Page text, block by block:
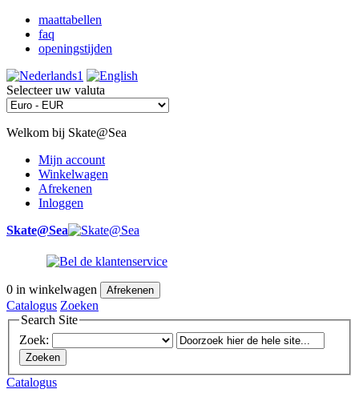
maattabellen
faq
openingstijden
Selecteer uw valuta
Welkom bij Skate@Sea
Mijn account
Winkelwagen
Afrekenen
Inloggen
Skate@Sea
0 in winkelwagen Afrekenen
Catalogus Zoeken
Search Site
Zoek:
Zoeken
Catalogus